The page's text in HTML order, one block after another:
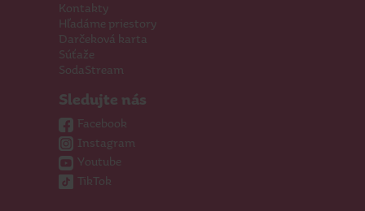
Kontakty
Hľadáme priestory
Darčeková karta
Súťaže
SodaStream
Sledujte nás
Facebook
Instagram
Youtube
TikTok